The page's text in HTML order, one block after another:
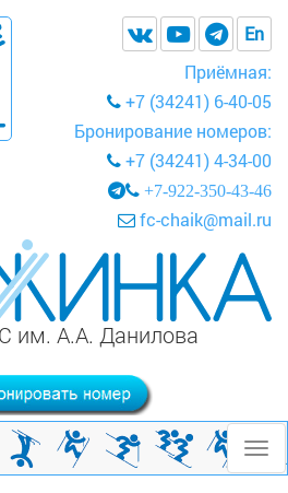
En
Приёмная:
+7 (34241) 6-40-05
Бронирование номеров:
+7 (34241) 4-34-00
+7-922-350-43-46
fc-chaik@mail.ru
им. А.А. Данилова